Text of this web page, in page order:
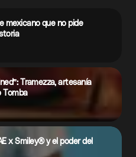
mexicano que no pide
Tramezza, artesanía
Tomba
x Smiley® y el poder del